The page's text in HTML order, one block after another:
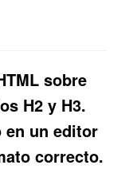
sobre
H2 y H3.
en un editor
correcto.